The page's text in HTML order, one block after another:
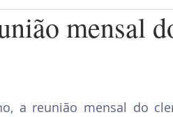
mensal
a reunião mensal do